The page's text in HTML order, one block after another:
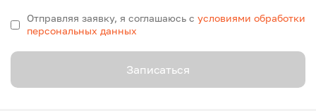
Отправляя заявку, я соглашаюсь с условиями обработки
персональных данных
Записаться